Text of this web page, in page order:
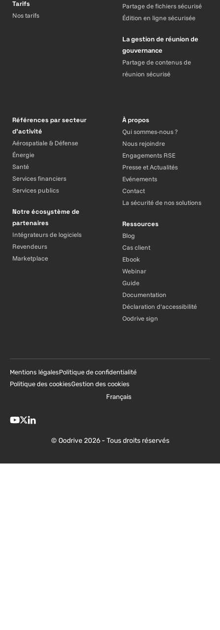
Tarifs
Nos tarifs
Partage de fichiers sécurisé
Édition en ligne sécurisée
La gestion de réunion de
gouvernance
Partage de contenus de
réunion sécurisé
Références par secteur
d’activité
Aérospatiale & Défense
Énergie
Santé
Services financiers
Services publics
Notre écosystème de
partenaires
Intégrateurs de logiciels
Revendeurs
Marketplace
À propos
Qui sommes-nous ?
Nous rejoindre
Engagements RSE
Presse et Actualités
Evénements
Contact
La sécurité de nos solutions
Ressources
Blog
Cas client
Ebook
Webinar
Guide
Documentation
Déclaration d'accessibilité
Oodrive sign
© Oodrive 2026 - Tous droits réservés
Mentions légalesPolitique de confidentialité
Politique des cookiesGestion des cookies
Français